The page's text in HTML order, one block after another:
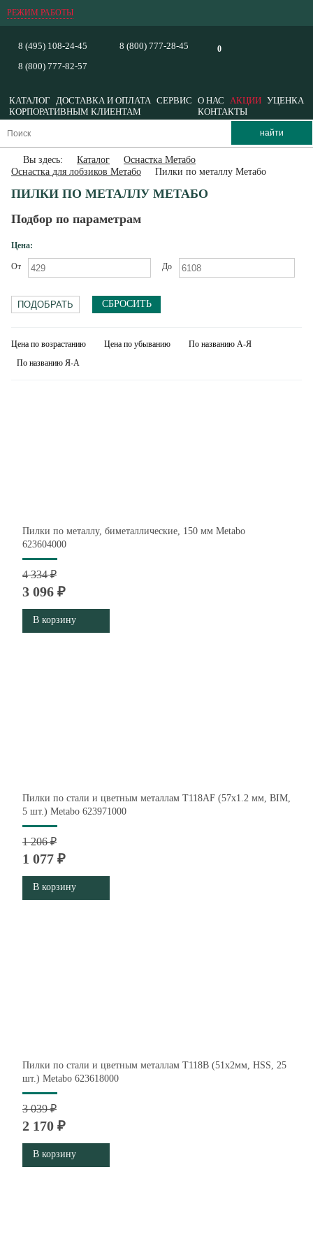
РЕЖИМ РАБОТЫ
0
8 (495) 108-24-45
8 (800) 777-82-57
8 (800) 777-28-45
КАТАЛОГ ДОСТАВКА И ОПЛАТА СЕРВИС О НАС АКЦИИ УЦЕНКА
КОРПОРАТИВНЫМ КЛИЕНТАМ
КОНТАКТЫ
Вы здесь: Каталог
Оснастка Метабо
Оснастка для лобзиков Метабо
Пилки по металлу Метабо
ПИЛКИ ПО МЕТАЛЛУ МЕТАБО
Подбор по параметрам
Цена:
От До
СБРОСИТЬ
Цена по возрастанию Цена по убыванию
По названию А-Я
По названию Я-А
Пилки по металлу, биметаллические, 150 мм Metabo
623604000
4 334 ₽
3 096 ₽
В корзину
Пилки по стали и цветным металлам T118AF (57х1.2 мм, BIM,
5 шт.) Metabo 623971000
1 206 ₽
1 077 ₽
В корзину
Пилки по стали и цветным металлам T118B (51х2мм, HSS, 25
шт.) Metabo 623618000
3 039 ₽
2 170 ₽
В корзину